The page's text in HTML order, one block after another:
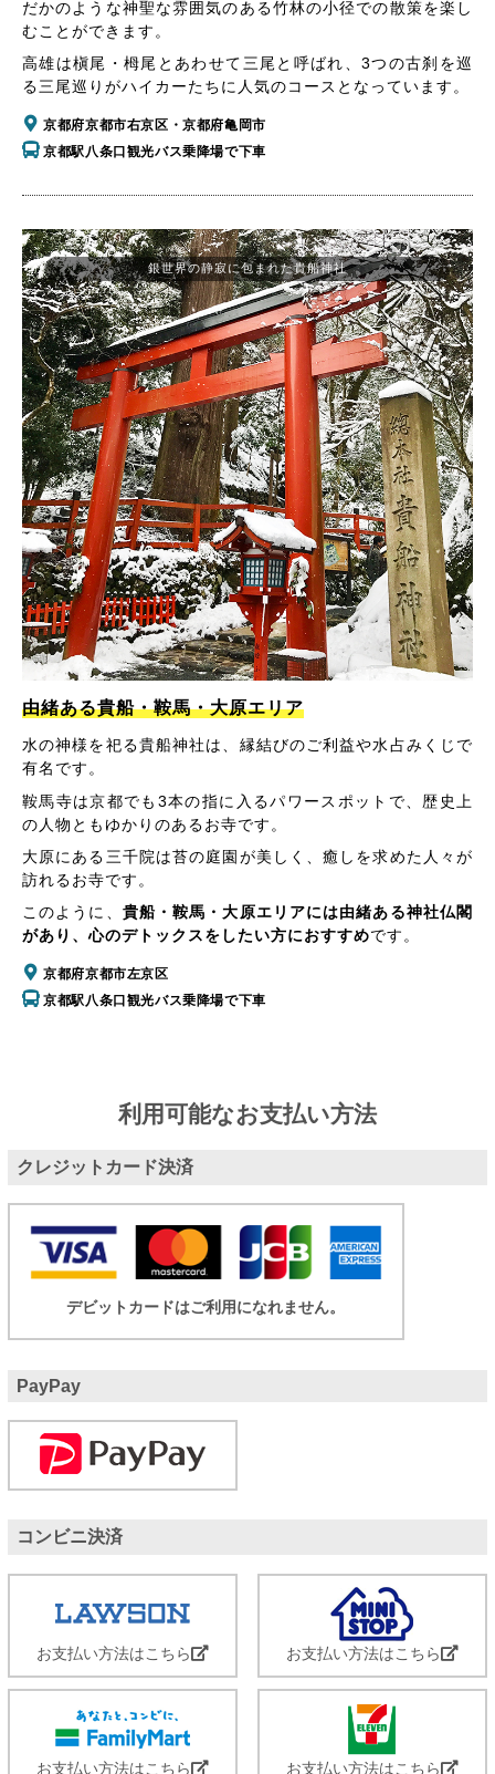
だかのような神聖な雰囲気のある竹林の小径での散策を楽し
むことができます。
高雄は槇尾・栂尾とあわせて三尾と呼ばれ、3つの古刹を巡
る三尾巡りがハイカーたちに人気のコースとなっています。
京都府京都市右京区・京都府亀岡市
京都駅八条口観光バス乗降場で下車
由緒ある貴船・鞍馬・大原エリア
水の神様を祀る貴船神社は、縁結びのご利益や水占みくじで
有名です。
鞍馬寺は京都でも3本の指に入るパワースポットで、歴史上
の人物ともゆかりのあるお寺です。
大原にある三千院は苔の庭園が美しく、癒しを求めた人々が
訪れるお寺です。
このように、 貴船・鞍馬・大原エリアには由緒ある神社仏閣
があり、心のデトックスをしたい方におすすめです。
京都府京都市左京区
京都駅八条口観光バス乗降場で下車
銀世界の静寂に包まれた貴船神社
利用可能なお支払い方法
クレジットカード決済
デビットカードはご利用になれません。
PayPay
コンビニ決済
お支払い方法はこちら お支払い方法はこちら
お支払い方法はこちら お支払い方法はこちら